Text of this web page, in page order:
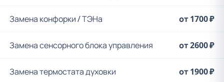
Замена конфорки / ТЭНа от 1700 ₽
Замена сенсорного блока управления от 2600 ₽
Замена термостата духовки от 1900 ₽